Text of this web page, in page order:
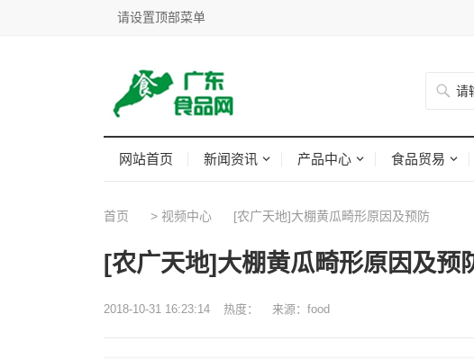
请设置顶部菜单
网站首页 新闻资讯 产品中心 食品贸易
首页 > 视频中心 [农广天地]大棚黄瓜畸形原因及预防
[农广天地]大棚黄瓜畸形原因及预
2018-10-31 16:23:14 热度： 来源：food